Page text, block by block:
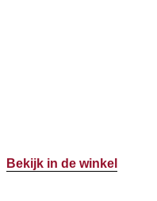
Bekijk in de winkel